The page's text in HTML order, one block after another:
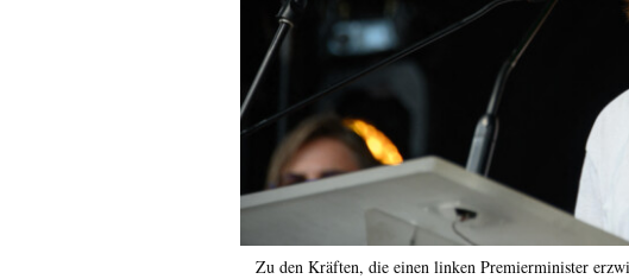
Zu den Kräften, die einen linken Premierminister